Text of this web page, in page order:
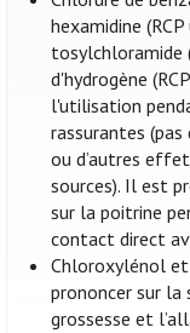
hexamidine
tosylchloramide
d'hydrogène
l'utilisation
rassurantes
ou d’autres
sources). Il est
sur la poitrine
contact direct
Chloroxylénol
prononcer sur la
grossesse et